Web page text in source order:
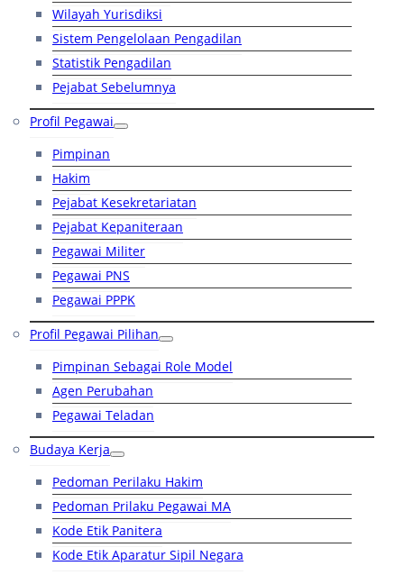
Wilayah Yurisdiksi
Sistem Pengelolaan Pengadilan
Statistik Pengadilan
Pejabat Sebelumnya
Profil Pegawai
Pimpinan
Hakim
Pejabat Kesekretariatan
Pejabat Kepaniteraan
Pegawai Militer
Pegawai PNS
Pegawai PPPK
Profil Pegawai Pilihan
Pimpinan Sebagai Role Model
Agen Perubahan
Pegawai Teladan
Budaya Kerja
Pedoman Perilaku Hakim
Pedoman Prilaku Pegawai MA
Kode Etik Panitera
Kode Etik Aparatur Sipil Negara